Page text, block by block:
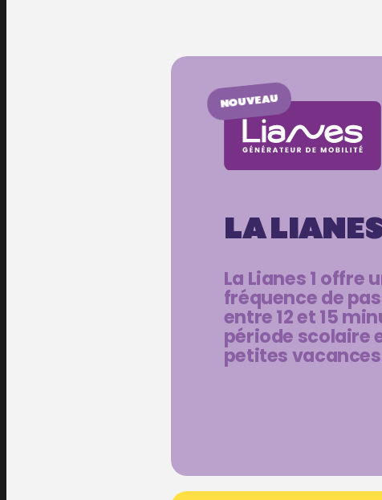
NOUVEAU
LA LIANES
La Lianes 1 offre
fréquence de
entre 12 et 15
période scolaire
petites